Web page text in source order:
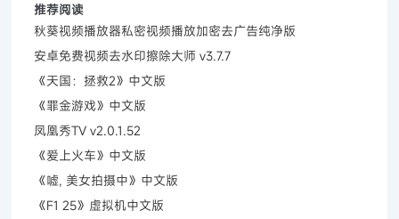
推荐阅读
秋葵视频播放器私密视频播放加密去广告纯净版
安卓免费视频去水印擦除大师 v3.7.7
《天国：拯救2》中文版
《罪金游戏》中文版
凤凰秀TV v2.0.1.52
《爱上火车》中文版
《嘘, 美女拍摄中》中文版
《F1 25》虚拟机中文版